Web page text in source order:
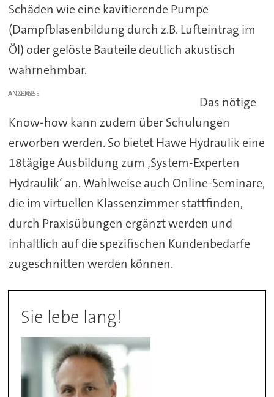
Schäden wie eine kavitierende Pumpe
(Dampfblasenbildung durch z.B. Lufteintrag im
Öl) oder gelöste Bauteile deutlich akustisch
wahrnehmbar.
ANZEIGE
Das nötige
Know-how kann zudem über Schulungen
erworben werden. So bietet Hawe Hydraulik eine
18tägige Ausbildung zum ‚System-Experten
Hydraulik‘ an. Wahlweise auch Online-Seminare,
die im virtuellen Klassenzimmer stattfinden,
durch Praxisübungen ergänzt werden und
inhaltlich auf die spezifischen Kundenbedarfe
zugeschnitten werden können.
Sie lebe lang!